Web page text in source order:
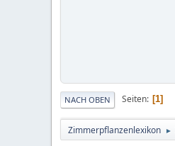
NACH OBEN Seiten 1
Zimmerpflanzenlexikon ►